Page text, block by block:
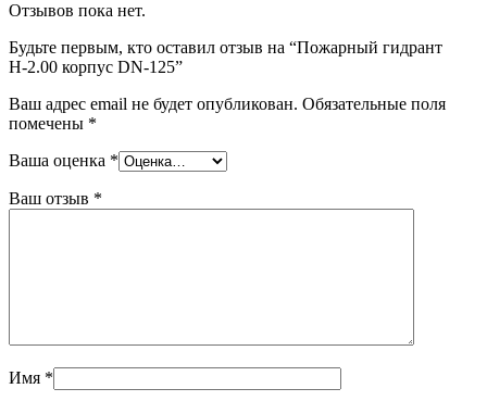
Отзывов пока нет.
Будьте первым, кто оставил отзыв на “Пожарный гидрант
Н-2.00 корпус DN-125”
Ваш адрес email не будет опубликован. Обязательные поля
помечены *
Ваша оценка *
Ваш отзыв *
Имя *